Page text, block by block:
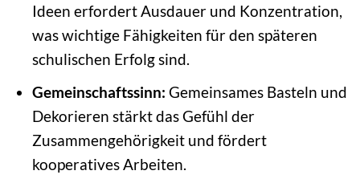
Ideen erfordert Ausdauer und Konzentration,
was wichtige Fähigkeiten für den späteren
schulischen Erfolg sind.
Gemeinschaftssinn: Gemeinsames Basteln und
Dekorieren stärkt das Gefühl der
Zusammengehörigkeit und fördert
kooperatives Arbeiten.